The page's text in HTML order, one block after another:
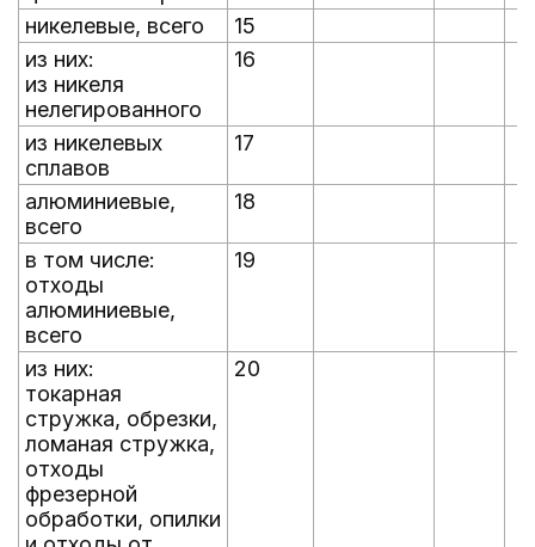
никелевые, всего
15
из них:
из никеля
нелегированного
16
из никелевых
сплавов
17
алюминиевые,
всего
18
в том числе:
отходы
алюминиевые,
всего
19
из них:
токарная
стружка, обрезки,
ломаная стружка,
отходы
фрезерной
обработки, опилки
20